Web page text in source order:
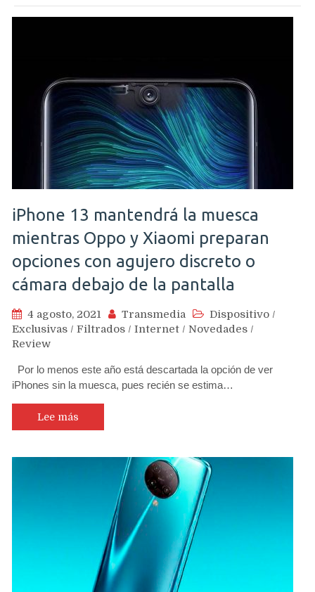
iPhone 13 mantendrá la muesca
mientras Oppo y Xiaomi preparan
opciones con agujero discreto o
cámara debajo de la pantalla
4 agosto, 2021 Transmedia Dispositivo /
Exclusivas / Filtrados / Internet / Novedades /
Review
Por lo menos este año está descartada la opción de ver
iPhones sin la muesca, pues recién se estima…
Lee más